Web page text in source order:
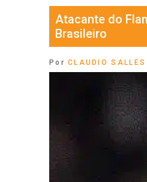
Atacante do
Brasileiro
Por CLAUDIO